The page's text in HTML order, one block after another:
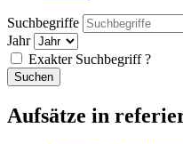
Suchbegriffe
Jahr
Exakter Suchbegriff ?
Aufsätze in